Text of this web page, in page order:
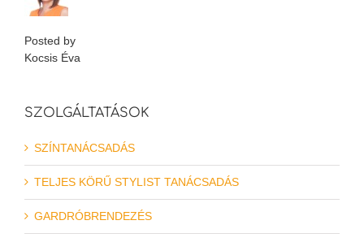
Posted by
Kocsis Éva
SZOLGÁLTATÁSOK
SZÍNTANÁCSADÁS
TELJES KÖRŰ STYLIST TANÁCSADÁS
GARDRÓBRENDEZÉS